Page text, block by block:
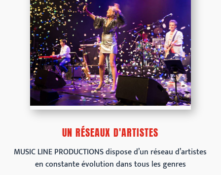
UN RÉSEAUX D'ARTISTES
MUSIC LINE PRODUCTIONS dispose d’un réseau d’artistes
en constante évolution dans tous les genres